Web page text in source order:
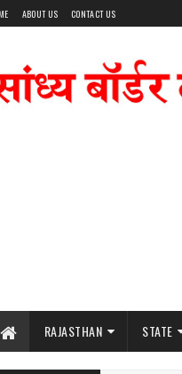
ABOUT US CONTACT US
RAJASTHAN STATE